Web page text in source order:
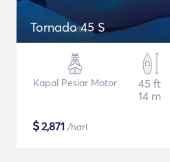
Tornado 45 S
Kapal Pesiar Motor
45 ft
14 m
$2,871 /hari